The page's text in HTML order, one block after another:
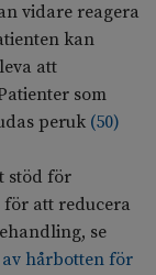
vidare reagera
kan
att
som
peruk (50)
stöd för
för att reducera
se
hårbotten för